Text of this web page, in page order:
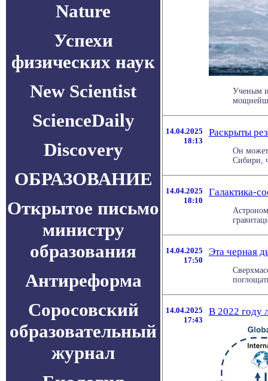
Nature
Успехи
физических наук
New Scientist
ScienceDaily
Discovery
ОБРАЗОВАНИЕ
Открытое письмо
министру
образования
Антиреформа
Соросовский
образовательный
журнал
Ученым
14.04.2025
18:13
Раскрыты
Он может
Сибири,
14.04.2025
18:10
Галактика-
14.04.2025
17:50
Эта черная
14.04.2025
17:43
В 2022 году